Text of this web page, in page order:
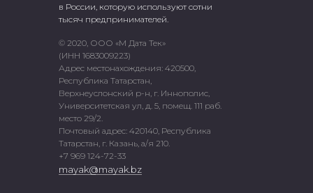
в России, которую используют сотни
тысяч предпринимателей.
© 2020, ООО «М Дата Тек»
(ИНН 1683009223)
Адрес местонахождения: 420500,
Республика Татарстан,
Верхнеуслонский р-н, г. Иннополис,
Университетская ул, д. 5, помещ. 111 раб.
место 29/2.
Почтовый адрес: 420140, Республика
Татарстан, г. Казань, а/я 210.
+7 969 124-72-33
mayak@mayak.bz